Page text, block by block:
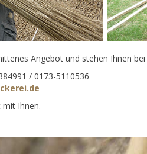
Angebot und stehen Ihnen
/ 0173-5110536
Ihnen.